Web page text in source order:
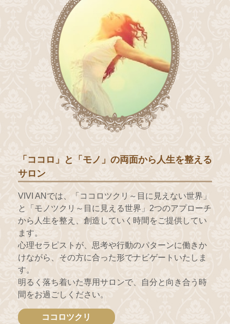
「ココロ」と「モノ」の両面から人生を整える
サロン
VIVI ANでは、「ココロツクリ～目に見えない世界」
と「モノツクリ～目に見える世界」2つのアプローチ
から人生を整え、創造していく時間をご提供してい
ます。
心理セラピストが、思考や行動のパターンに働きか
けながら、その方に合った形でナビゲートいたしま
す。
明るく落ち着いた専用サロンで、自分と向き合う時
間をお過ごしください。
ココロツクリ